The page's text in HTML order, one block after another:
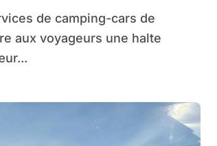
aux voyageurs une halte